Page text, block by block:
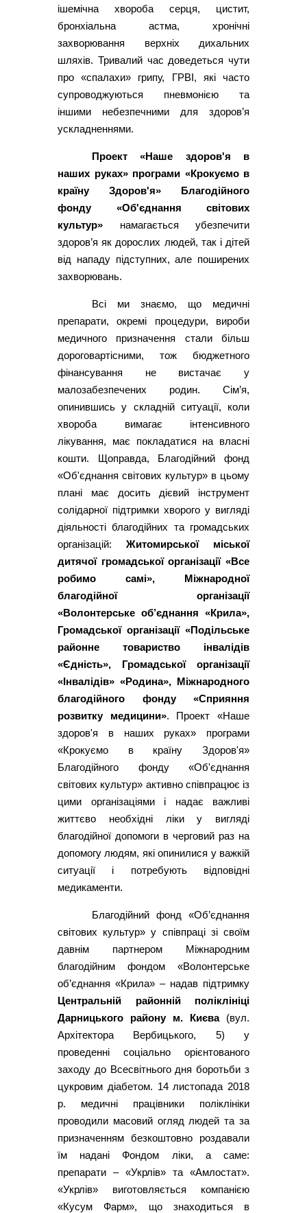
ішемічна хвороба серця, цистит,
бронхіальна астма, хронічні
захворювання верхніх дихальних
шляхів. Тривалий час доведеться чути
про «спалахи» грипу, ГРВІ, які часто
супроводжуються пневмонією та
іншими небезпечними для здоров’я
ускладненнями.
Проект «Наше здоров'я в
наших руках» програми «Крокуємо в
країну Здоров'я» Благодійного
фонду «Об'єднання світових
культур» намагається убезпечити
здоров’я як дорослих людей, так і дітей
від нападу підступних, але поширених
захворювань.
Всі ми знаємо, що медичні
препарати, окремі процедури, вироби
медичного призначення стали більш
дороговартісними, тож бюджетного
фінансування не вистачає у
малозабезпечених родин. Сім’я,
опинившись у складній ситуації, коли
хвороба вимагає інтенсивного
лікування, має покладатися на власні
кошти. Щоправда, Благодійний фонд
«Об'єднання світових культур» в цьому
плані має досить дієвий інструмент
солідарної підтримки хворого у вигляді
діяльності благодійних та громадських
організацій: Житомирської міської
дитячої громадської організації «Все
робимо самі», Міжнародної
благодійної організації
«Волонтерське об’єднання «Крила»,
Громадської організації «Подільське
районне товариство інвалідів
«Єдність», Громадської організації
«Інвалідів» «Родина», Міжнародного
благодійного фонду «Сприяння
розвитку медицини». Проект «Наше
здоров'я в наших руках» програми
«Крокуємо в країну Здоров'я»
Благодійного фонду «Об'єднання
світових культур» активно співпрацює із
цими організаціями і надає важливі
життєво необхідні ліки у вигляді
благодійної допомоги в черговий раз на
допомогу людям, які опинилися у важкій
ситуації і потребують відповідні
медикаменти.
Благодійний фонд «Об’єднання
світових культур» у співпраці зі своїм
давнім партнером Міжнародним
благодійним фондом «Волонтерське
об’єднання «Крила» – надав підтримку
Центральній районній поліклініці
Дарницького району м. Києва(вул.
Архітектора Вербицького, 5) у
проведенні соціально орієнтованого
заходу до Всесвітнього дня боротьби з
цукровим діабетом. 14 листопада 2018
р. медичні працівники поліклініки
проводили масовий огляд людей та за
призначенням безкоштовно роздавали
їм надані Фондом ліки, а саме:
препарати – «Укрлів» та «Амлостат».
«Укрлів» виготовляється компанією
«Кусум Фарм», що знаходиться в